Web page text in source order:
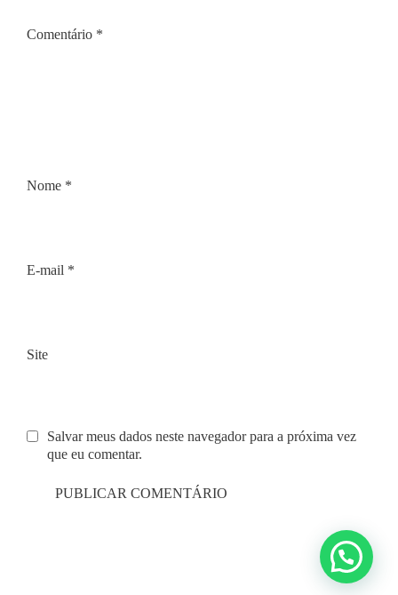
Comentário *
Nome *
E-mail *
Site
Salvar meus dados neste navegador para a próxima vez
que eu comentar.